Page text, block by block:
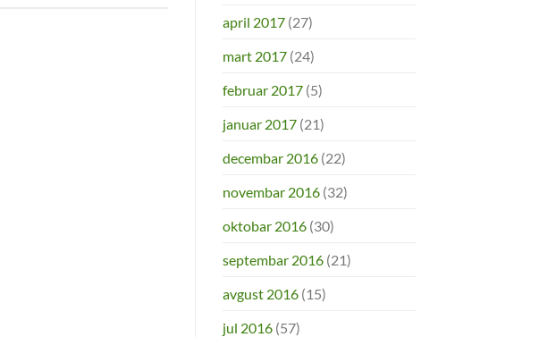
april 2017(27)
mart 2017(24)
februar 2017(5)
januar 2017(21)
decembar 2016(22)
novembar 2016(32)
oktobar 2016(30)
septembar 2016(21)
avgust 2016(15)
jul 2016(57)